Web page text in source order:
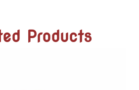
Products